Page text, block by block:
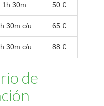
1h 30m 50 €
30m c/u 65 €
30m c/u 88 €
de